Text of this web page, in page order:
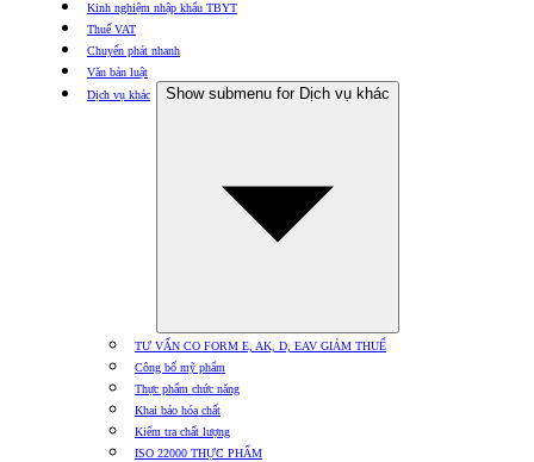
Kinh nghiệm nhập khẩu TBYT
Thuế VAT
Chuyển phát nhanh
Văn bản luật
Dịch vụ khác
Show submenu for Dịch vụ khác
TƯ VẤN CO FORM E, AK, D, EAV GIẢM THUẾ
Công bố mỹ phẩm
Thực phẩm chức năng
Khai báo hóa chất
Kiểm tra chất lượng
ISO 22000 THỰC PHẨM